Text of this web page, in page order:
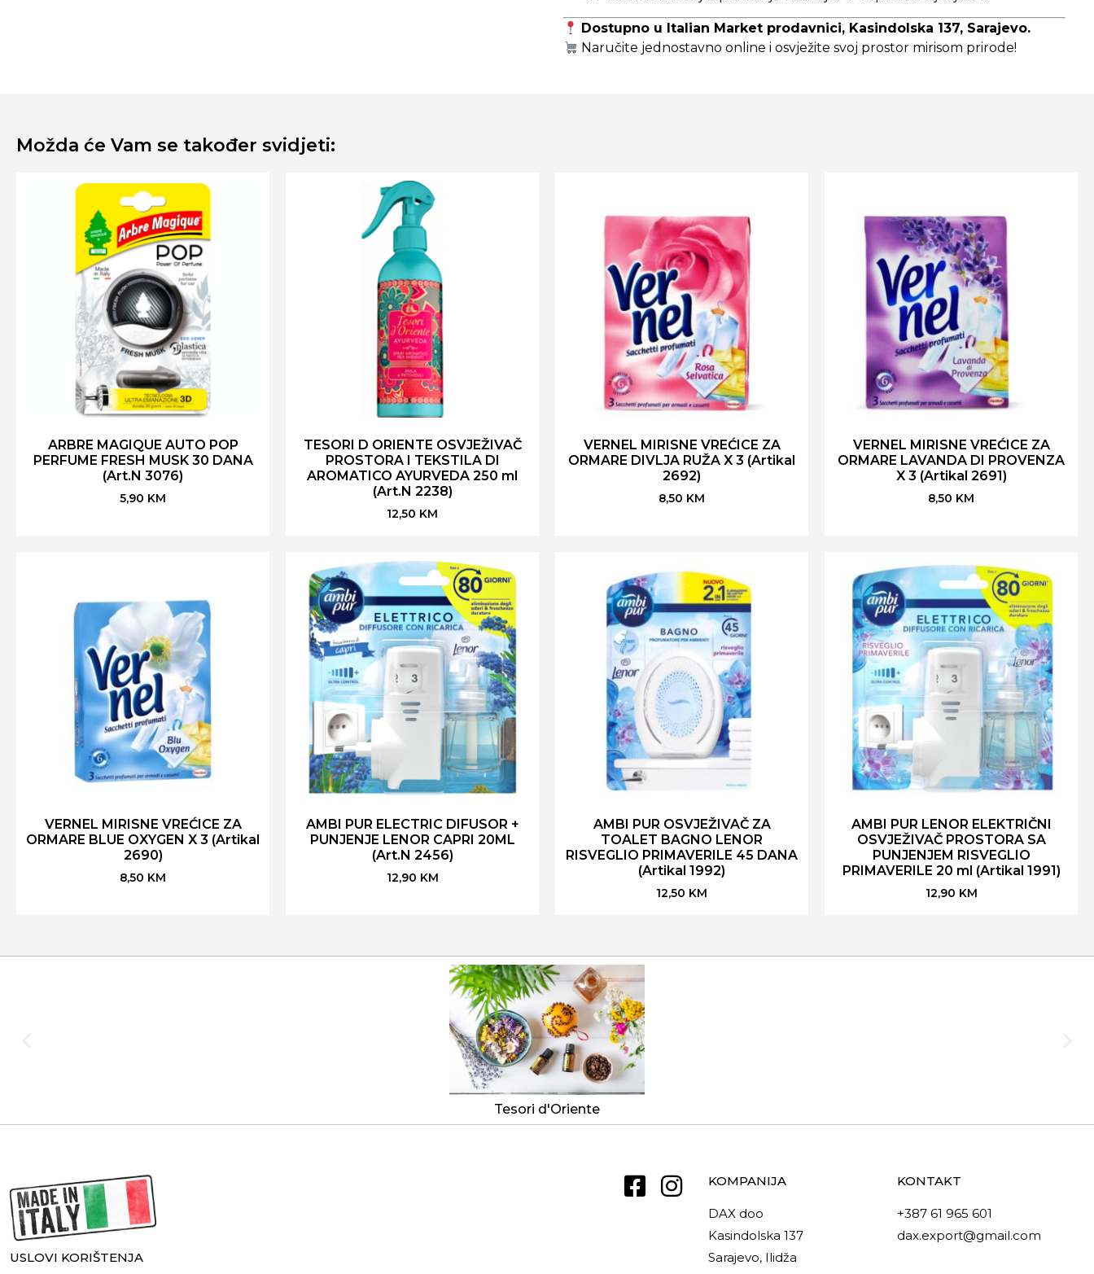
Dostupno u Italian Market prodavnici, Kasindolska 137, Sarajevo.
Naručite jednostavno online i osvježite svoj prostor mirisom prirode!
Možda će Vam se također svidjeti:
ARBRE MAGIQUE AUTO POP
PERFUME FRESH MUSK 30 DANA
(Art.N 3076)
5,90 KM
TESORI D ORIENTE OSVJEŽIVAČ
PROSTORA I TEKSTILA DI
AROMATICO AYURVEDA 250 ml
(Art.N 2238)
12,50 KM
VERNEL MIRISNE VREĆICE ZA
ORMARE DIVLJA RUŽA X 3 (Artikal
2692)
8,50 KM
VERNEL MIRISNE VREĆICE ZA
ORMARE LAVANDA DI PROVENZA
X 3 (Artikal 2691)
8,50 KM
VERNEL MIRISNE VREĆICE ZA
ORMARE BLUE OXYGEN X 3 (Artikal
2690)
8,50 KM
AMBI PUR ELECTRIC DIFUSOR +
PUNJENJE LENOR CAPRI 20ML
(Art.N 2456)
12,90 KM
AMBI PUR OSVJEŽIVAČ ZA
TOALET BAGNO LENOR
RISVEGLIO PRIMAVERILE 45 DANA
(Artikal 1992)
12,50 KM
AMBI PUR LENOR ELEKTRIČNI
OSVJEŽIVAČ PROSTORA SA
PUNJENJEM RISVEGLIO
PRIMAVERILE 20 ml (Artikal 1991)
12,90 KM
Tesori d'Oriente
USLOVI KORIŠTENJA
KOMPANIJA
DAX doo
Kasindolska 137
Sarajevo, Ilidža
KONTAKT
+387 61 965 601
dax.export@gmail.com